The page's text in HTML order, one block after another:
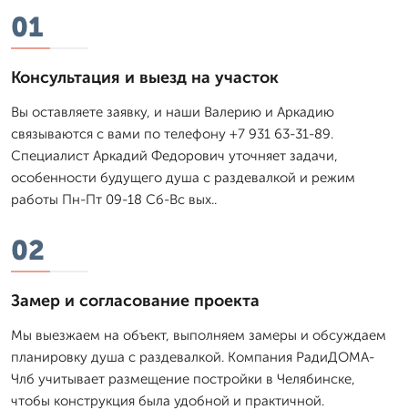
01
Консультация и выезд на участок
Вы оставляете заявку, и наши Валерию и Аркадию
связываются с вами по телефону +7 931 63-31-89.
Специалист Аркадий Федорович уточняет задачи,
особенности будущего душа с раздевалкой и режим
работы Пн-Пт 09-18 Сб-Вс вых..
02
Замер и согласование проекта
Мы выезжаем на объект, выполняем замеры и обсуждаем
планировку душа с раздевалкой. Компания РадиДОМА-
Члб учитывает размещение постройки в Челябинске,
чтобы конструкция была удобной и практичной.